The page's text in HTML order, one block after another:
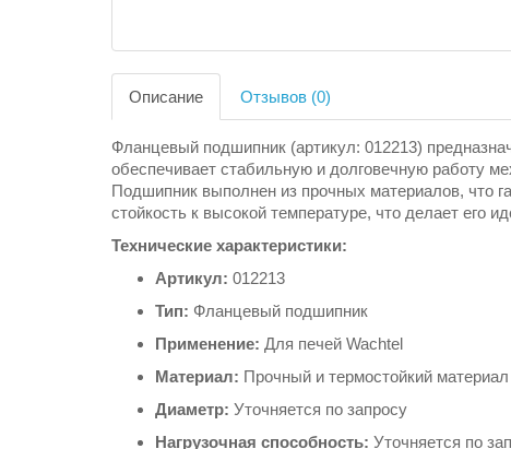
Описание Отзывов (0)
Фланцевый подшипник (артикул: 012213)
обеспечивает стабильную и долговечную работу
Подшипник выполнен из прочных материалов, что
стойкость к высокой температуре, что делает его
Технические характеристики:
Артикул: 012213
Тип: Фланцевый подшипник
Применение: Для печей Wachtel
Материал: Прочный и термостойкий материал
Диаметр: Уточняется по запросу
Нагрузочная способность: Уточняется по